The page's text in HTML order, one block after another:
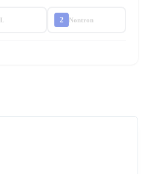
2 Nontron